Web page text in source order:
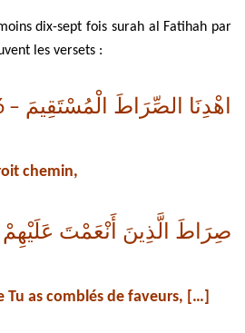
dix-sept fois surah al Fatihah par
les versets :
اهْدِنَا الصِّرَاطَ الْمُسْتَقِيمَ – 1:6
chemin,
صِرَاطَ الَّذِينَ أَنْعَمْتَ عَلَيْهِمْ
Tu as comblés de faveurs, […]